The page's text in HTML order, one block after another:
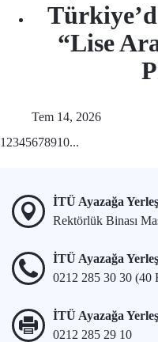
“Lise
Tem 14, 2026
1 2345678910...
İTÜ Ayazağa
Rektörlük Binası
İTÜ Ayazağa
0212 285 30 30 (40
İTÜ Ayazağa
0212 285 29 10